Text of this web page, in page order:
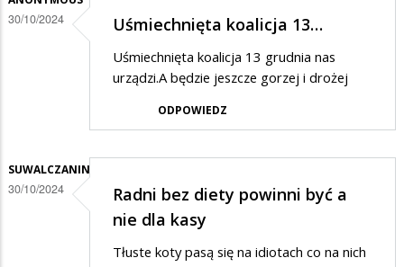
30/10/2024 Uśmiechnięta koalicja 13…
Uśmiechnięta koalicja 13 grudnia nas
urządzi.A będzie jeszcze gorzej i drożej
ODPOWIEDZ
SUWALCZANIN
30/10/2024
Radni bez diety powinni być a
nie dla kasy
Tłuste koty pasą się na idiotach co na nich